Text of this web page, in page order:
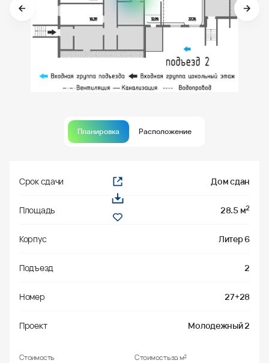
Планировка Расположение
Срок сдачи Дом сдан
Площадь 28.5 м2
Корпус Литер 6
Подъезд 2
Номер 27+28
Проект Молодежный 2
Стоимость Стоимость за м²